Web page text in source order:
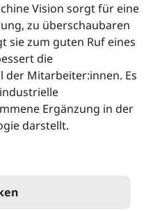
Vision sorgt für eine
zu überschaubaren
sie zum guten Ruf eines
die
Mitarbeiter:innen. Es
Ergänzung in der
darstellt.